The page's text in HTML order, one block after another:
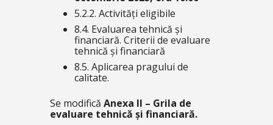
5.2.2. Activități eligibile
8.4. Evaluarea tehnică și
financiară. Criterii de evaluare
tehnică și financiară
8.5. Aplicarea pragului de
calitate.
Se modifică Anexa II – Grila de
evaluare tehnică și financiară.